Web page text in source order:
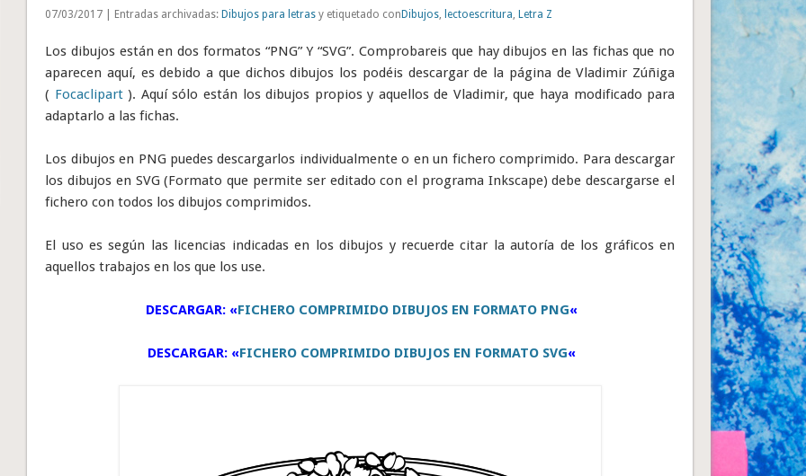
07/03/2017 | Entradas archivadas:Dibujos para letras y etiquetado conDibujos, lectoescritura,Letra Z
Los dibujos están en dos formatos “PNG” Y “SVG”. Comprobareis que hay dibujos en las fichas que no
aparecen aquí, es debido a que dichos dibujos los podéis descargar de la página de Vladimir Zúñiga
( Focaclipart). Aquí sólo están los dibujos propios y aquellos de Vladimir, que haya modificado para
adaptarlo a las fichas.
Los dibujos en PNG puedes descargarlos individualmente o en un fichero comprimido. Para descargar
los dibujos en SVG (Formato que permite ser editado con el programa Inkscape) debe descargarse el
fichero con todos los dibujos comprimidos.
El uso es según las licencias indicadas en los dibujos y recuerde citar la autoría de los gráficos en
aquellos trabajos en los que los use.
DESCARGAR: «FICHERO COMPRIMIDO DIBUJOS EN FORMATO PNG«
DESCARGAR: «FICHERO COMPRIMIDO DIBUJOS EN FORMATO SVG«